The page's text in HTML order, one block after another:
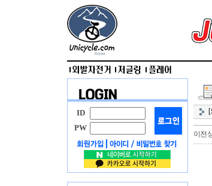
ID
PW
이전